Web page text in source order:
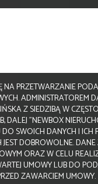
PRZETWARZANIE
ADMINISTRATOREM
Z SIEDZIBĄ W
DALEJ "NEWBOX
SWOICH DANYCH I ICH
DOBROWOLNE.
ORAZ W CELU
UMOWY LUB DO
ZAWARCIEM UMOWY.